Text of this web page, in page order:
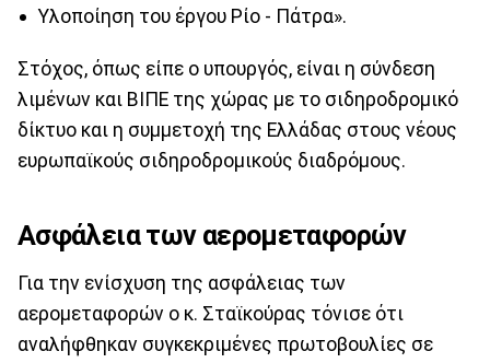
Υλοποίηση του έργου Ρίο - Πάτρα».
Στόχος, όπως είπε ο υπουργός, είναι η σύνδεση
λιμένων και ΒΙΠΕ της χώρας με το σιδηροδρομικό
δίκτυο και η συμμετοχή της Ελλάδας στους νέους
ευρωπαϊκούς σιδηροδρομικούς διαδρόμους.
Ασφάλεια των αερομεταφορών
Για την ενίσχυση της ασφάλειας των
αερομεταφορών ο κ. Σταϊκούρας τόνισε ότι
αναλήφθηκαν συγκεκριμένες πρωτοβουλίες σε